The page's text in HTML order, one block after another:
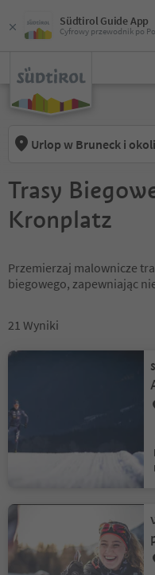
Südtirol Guide App
Cyfrowy przewodnik po
Urlop w Bruneck i
Trasy
Kronplatz
Przemierzaj malownicze
biegowego, zapewniając
21 Wyniki